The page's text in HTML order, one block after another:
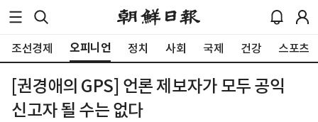
조선경제 오피니언 정치 사회 국제 건강 스포츠
[권경애의 GPS] 언론 제보자가 모두 공익
신고자 될 수는 없다